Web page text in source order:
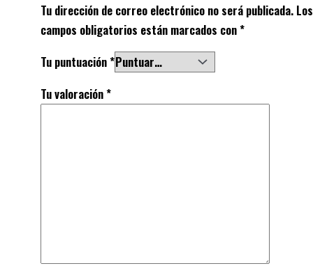
Tu dirección de correo electrónico no será publicada. Los
campos obligatorios están marcados con*
Tu puntuación*
Tu valoración*